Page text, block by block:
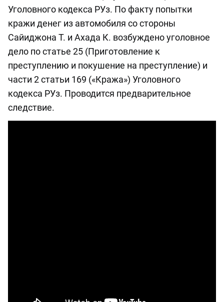
Уголовного кодекса РУз. По факту попытки
кражи денег из автомобиля со стороны
Сайиджона Т. и Ахада К. возбуждено уголовное
дело по статье 25 (Приготовление к
преступлению и покушение на преступление) и
части 2 статьи 169 («Кража») Уголовного
кодекса РУз. Проводится предварительное
следствие.